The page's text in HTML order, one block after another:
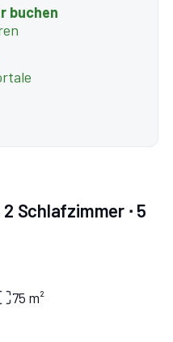
buchen
Schlafzimmer ∙ 5
75 m²